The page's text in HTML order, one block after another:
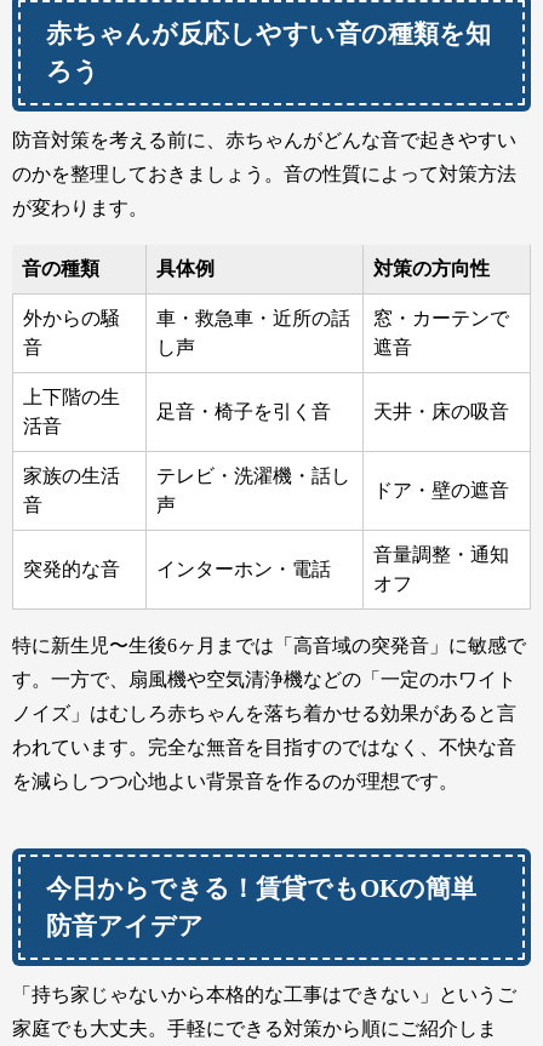
赤ちゃんが反応しやすい音の種類を知
ろう
防音対策を考える前に、赤ちゃんがどんな音で起きやすい
のかを整理しておきましょう。音の性質によって対策方法
が変わります。
音の種類 具体例 対策の方向性
外からの騒
音
車・救急車・近所の話
し声
窓・カーテンで
遮音
上下階の生
活音
足音・椅子を引く音 天井・床の吸音
家族の生活
音
テレビ・洗濯機・話し
声
ドア・壁の遮音
突発的な音 インターホン・電話
音量調整・通知
オフ
特に新生児〜生後6ヶ月までは「高音域の突発音」に敏感で
す。一方で、扇風機や空気清浄機などの「一定のホワイト
ノイズ」はむしろ赤ちゃんを落ち着かせる効果があると言
われています。完全な無音を目指すのではなく、不快な音
を減らしつつ心地よい背景音を作るのが理想です。
今日からできる！賃貸でもOKの簡単
防音アイデア
「持ち家じゃないから本格的な工事はできない」というご
家庭でも大丈夫。手軽にできる対策から順にご紹介しま